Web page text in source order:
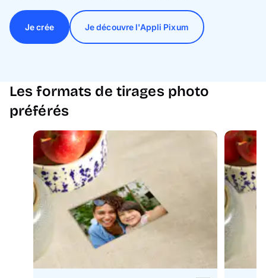
Je crée Je découvre l'Appli Pixum
Les formats de tirages photo
préférés